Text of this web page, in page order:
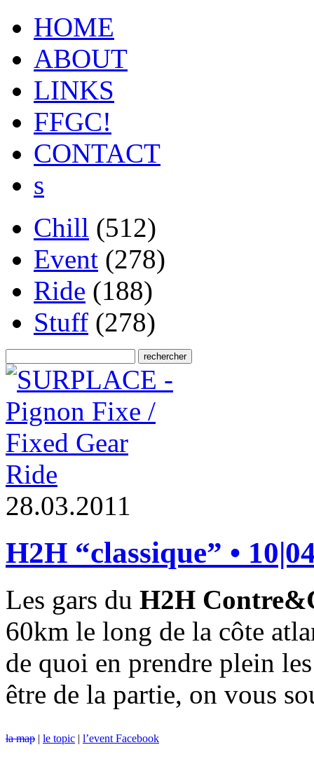
HOME
ABOUT
LINKS
FFGC!
CONTACT
s
Chill (512)
Event (278)
Ride (188)
Stuff (278)
Ride
28.03.2011
H2H “classique” •
Les gars du H2H
60km le long de la côte
de quoi en prendre plein
être de la partie, on vous
la map | le topic | l’event Facebook